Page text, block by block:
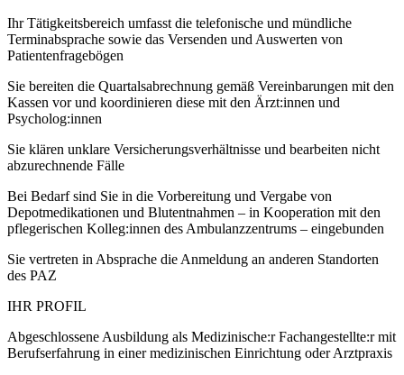
Ihr Tätigkeitsbereich umfasst die telefonische und mündliche
Terminabsprache sowie das Versenden und Auswerten von
Patientenfragebögen
Sie bereiten die Quartalsabrechnung gemäß Vereinbarungen mit den
Kassen vor und koordinieren diese mit den Ärzt:innen und
Psycholog:innen
Sie klären unklare Versicherungsverhältnisse und bearbeiten nicht
abzurechnende Fälle
Bei Bedarf sind Sie in die Vorbereitung und Vergabe von
Depotmedikationen und Blutentnahmen – in Kooperation mit den
pflegerischen Kolleg:innen des Ambulanzzentrums – eingebunden
Sie vertreten in Absprache die Anmeldung an anderen Standorten
des PAZ
IHR PROFIL
Abgeschlossene Ausbildung als Medizinische:r Fachangestellte:r mit
Berufserfahrung in einer medizinischen Einrichtung oder Arztpraxis